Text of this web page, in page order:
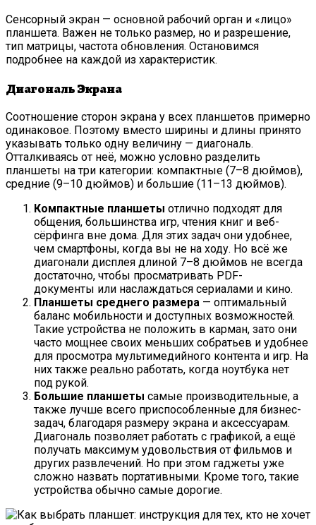
Сенсорный экран — основной рабочий орган и «лицо»
планшета. Важен не только размер, но и разрешение,
тип матрицы, частота обновления. Остановимся
подробнее на каждой из характеристик.
Диагональ Экрана
Соотношение сторон экрана у всех планшетов примерно
одинаковое. Поэтому вместо ширины и длины принято
указывать только одну величину — диагональ.
Отталкиваясь от неё, можно условно разделить
планшеты на три категории: компактные (7–8 дюймов),
средние (9–10 дюймов) и большие (11–13 дюймов).
Компактные планшеты отлично подходят для
общения, большинства игр, чтения книг и веб-
сёрфинга вне дома. Для этих задач они удобнее,
чем смартфоны, когда вы не на ходу. Но всё же
диагонали дисплея длиной 7–8 дюймов не всегда
достаточно, чтобы просматривать PDF-
документы или наслаждаться сериалами и кино.
Планшеты среднего размера — оптимальный
баланс мобильности и доступных возможностей.
Такие устройства не положить в карман, зато они
часто мощнее своих меньших собратьев и удобнее
для просмотра мультимедийного контента и игр. На
них также реально работать, когда ноутбука нет
под рукой.
Большие планшеты самые производительные, а
также лучше всего приспособленные для бизнес-
задач, благодаря размеру экрана и аксессуарам.
Диагональ позволяет работать с графикой, а ещё
получать максимум удовольствия от фильмов и
других развлечений. Но при этом гаджеты уже
сложно назвать портативными. Кроме того, такие
устройства обычно самые дорогие.